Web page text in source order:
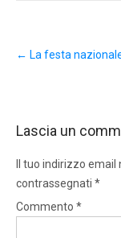
navigation
← La festa
Lascia un
Il tuo indirizzo
contrassegnati *
Commento *